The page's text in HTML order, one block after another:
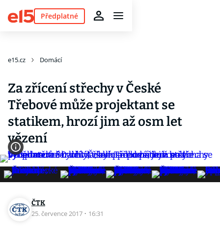
Předplatné
e15.cz Domácí
Za zřícení střechy v České
Třebové může projektant se
statikem, hrozí jim až osm let
vězení
ČTK
25. července 2017 · 16:31